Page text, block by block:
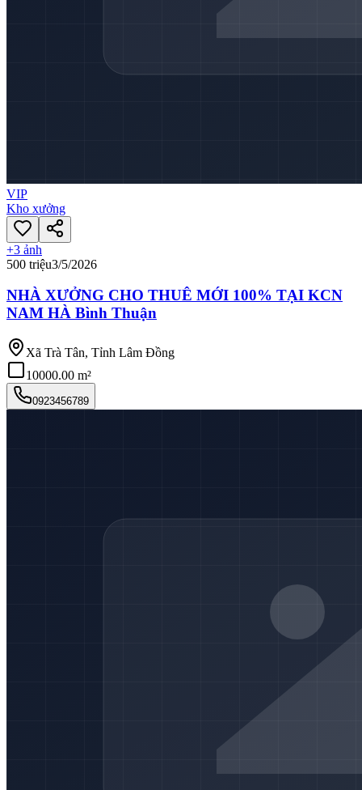
VIP
Kho xưởng
+3 ảnh
500 triệu3/5/2026
NHÀ XƯỞNG CHO THUÊ MỚI 100% TẠI KCN
NAM HÀ Bình Thuận
Xã Trà Tân, Tỉnh Lâm Đồng
10000.00 m²
0923456789